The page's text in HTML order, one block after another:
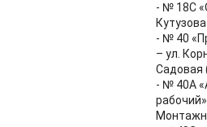
- № 18С
- № 40
– ул.
Садовая
- № 40А